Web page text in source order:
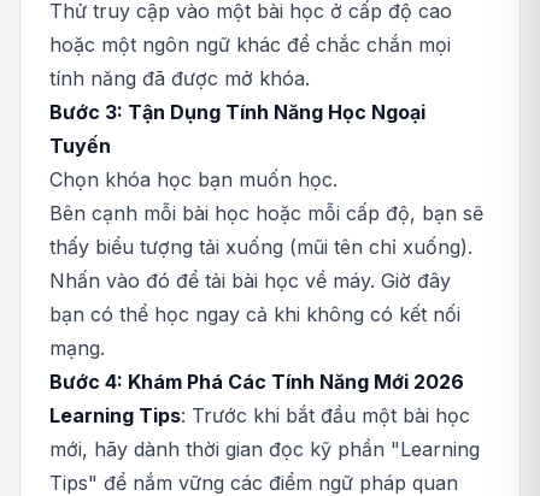
Thử truy cập vào một bài học ở cấp độ cao
hoặc một ngôn ngữ khác để chắc chắn mọi
tính năng đã được mở khóa.
Bước 3: Tận Dụng Tính Năng Học Ngoại
Tuyến
Chọn khóa học bạn muốn học.
Bên cạnh mỗi bài học hoặc mỗi cấp độ, bạn sẽ
thấy biểu tượng tải xuống (mũi tên chỉ xuống).
Nhấn vào đó để tải bài học về máy. Giờ đây
bạn có thể học ngay cả khi không có kết nối
mạng.
Bước 4: Khám Phá Các Tính Năng Mới 2026
Learning Tips: Trước khi bắt đầu một bài học
mới, hãy dành thời gian đọc kỹ phần "Learning
Tips" để nắm vững các điểm ngữ pháp quan